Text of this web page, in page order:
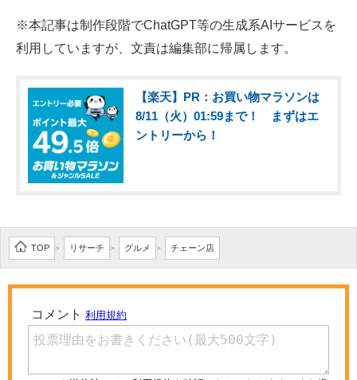
※本記事は制作段階でChatGPT等の生成系AIサービスを
利用していますが、文責は編集部に帰属します。
【楽天】PR：お買い物マラソンは
8/11（火）01:59まで！ まずはエ
ントリーから！
TOP > リサーチ > グルメ > チェーン店